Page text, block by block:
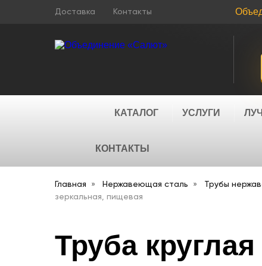
Доставка Контакты
КАТАЛОГ УСЛУГИ
КОНТАКТЫ
Главная Нержавеющая сталь Трубы
зеркальная, пищевая
Труба